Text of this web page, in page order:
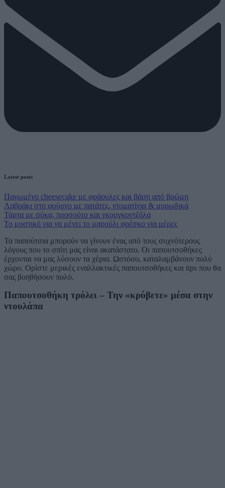
Latest posts
Παγωμένο cheesecake με φράουλες και βάση από βρώμη
Λαβράκι στο φούρνο με πατάτες, ντοματίνια & μυρωδικά
Τάρτα με σύκα, προσούτο και γκοργκοντζόλα
Το μυστικό για να μένει το μαρούλι φρέσκο για μέρες
Τα παπούτσια μπορούν να γίνουν ένας από τους συχνότερους
λόγους που το σπίτι μας είναι ακατάστατο. Οι παπουτσοθήκες
έρχονται να μας λύσουν τα χέρια. Ωστόσο, καταλαμβάνουν πολύ
χώρο. Ορίστε μερικές εναλλακτικές παπουτσοθήκες και tips που θα
σας βοηθήσουν πολύ.
Παπουτσοθήκη τρόλει – Την «κρύβετε» μέσα στην
ντουλάπα